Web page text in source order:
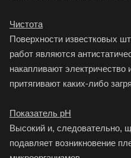
Чистота
Поверхности известковых
работ являются
накапливают электричество
притягивают каких-либо
Показатель pH
Высокий и, следовательно,
подавляет возникновение